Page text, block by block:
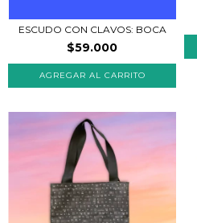
ESCUDO CON CLAVOS: BOCA
$59.000